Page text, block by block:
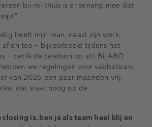
bij mij thuis is er senang mee dat
heeft mijn man, naast zijn werk,
af en toe – bijvoorbeeld tijdens het
– zet ik de telefoon op stil. Bij A&O
we regelingen voor sabbaticals.
van 2026 een paar maanden vrij.
dat staat hoog op de
is, ben je als team heel blij en